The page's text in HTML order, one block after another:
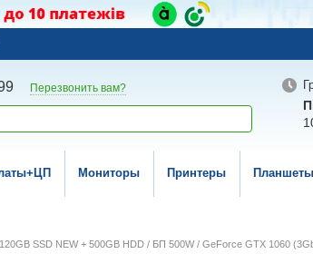
Перезвонить вам?
Мониторы Принтеры Планшеты
SSD NEW + 500GB HDD / БП 500W / GeForce GTX 1060